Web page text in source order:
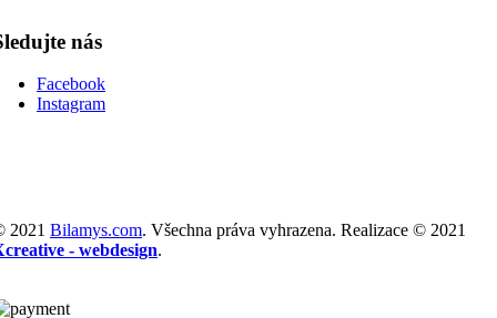
nás
Facebook
Instagram
2021 Bilamys.com. Všechna práva vyhrazena. Realizace © 2021
- webdesign.